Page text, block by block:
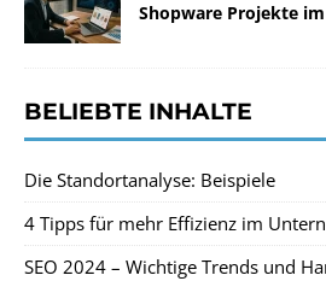
Shopware Projekte
BELIEBTE INHALTE
Die Standortanalyse: Beispiele
4 Tipps für mehr Effizienz im
SEO 2024 – Wichtige Trends und